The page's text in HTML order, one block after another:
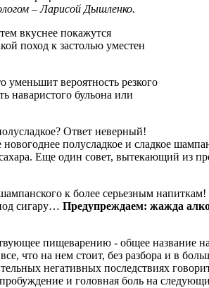
– Ларисой Дышленко.
вкуснее покажутся
поход к застолью уместен
уменьшит вероятность резкого
наваристого бульона или
Ответ неверный!
полусладкое и сладкое
Еще один совет, вытекающий из
к более серьезным
сигару… Предупреждаем: жажда
пищеварению - общее название
что на нем стоит, без разбора и в
негативных последствиях
и головная боль на